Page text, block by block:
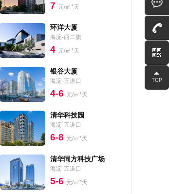
7 元/㎡*天
环洋大厦
海淀-西二旗
4 元/㎡*天
银谷大厦
海淀-五道口
4-6 元/㎡*天
清华科技园
海淀-五道口
6-8 元/㎡*天
清华同方科技广场
海淀-五道口
5-6 元/㎡*天